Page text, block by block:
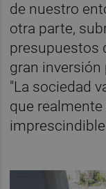
de nuestro
otra parte,
presupuestos
gran inversión
"La sociedad
que